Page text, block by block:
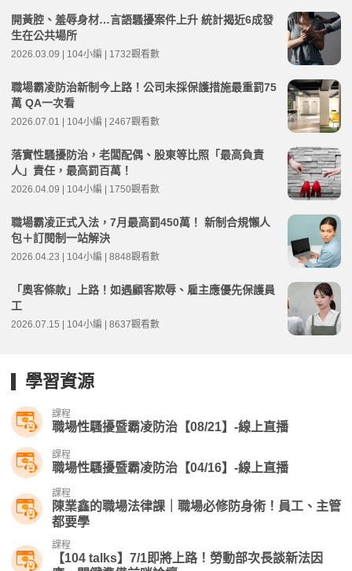
開黃腔、羞辱身材…言語騷擾案件上升 統計揭近6成發
生在公共場所
2026.03.09 | 104小編 | 1732觀看數
職場霸凌防治新制今上路！公司未採保護措施最重罰75
萬 QA一次看
2026.07.01 | 104小編 | 2467觀看數
落實性騷擾防治，老闆配偶、股東等比照「最高負責
人」責任，最高罰百萬！
2026.04.09 | 104小編 | 1750觀看數
職場霸凌正式入法，7月最高罰450萬！ 新制合規懶人
包＋訂閱制一站解決
2026.04.23 | 104小編 | 8848觀看數
「奧客條款」上路！如遇顧客欺辱、雇主應優先保護員
工
2026.07.15 | 104小編 | 8637觀看數
學習資源
課程
職場性騷擾暨霸凌防治【08/21】-線上直播
課程
職場性騷擾暨霸凌防治【04/16】-線上直播​
課程
陳業鑫的職場法律課｜職場必修防身術！員工、主管
都要學
課程
【104 talks】7/1即將上路！勞動部次長談新法因